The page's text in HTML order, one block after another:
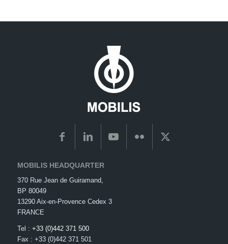
MOBILIS HEADQUARTER
370 Rue Jean de Guiramand,
BP 80049
13290 Aix-en-Provence Cedex 3
FRANCE
Tel : +33 (0)442 371 500
Fax : +33 (0)442 371 501